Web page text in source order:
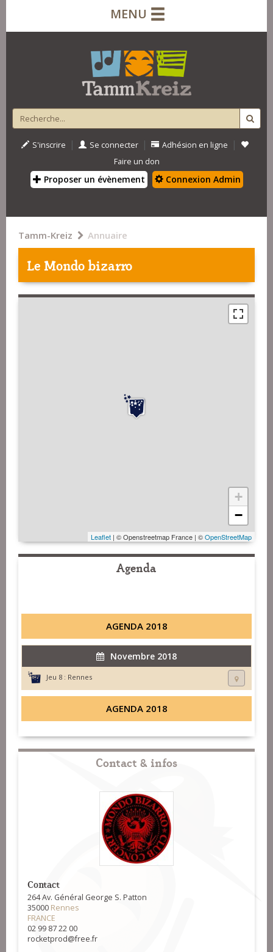
MENU
S'inscrire | Se connecter | Adhésion en ligne |
Faire un don
Proposer un évènement Connexion Admin
Tamm-Kreiz Annuaire
Le Mondo bizarro
+
−
Leaflet | © Openstreetmap France | ©OpenStreetMap
Agenda
AGENDA 2018
Novembre 2018
Jeu 8 : Rennes
AGENDA 2018
Contact & infos
Contact
264 Av. Général George S. Patton
35000 Rennes
FRANCE
02 99 87 22 00
rocketprod@free.fr